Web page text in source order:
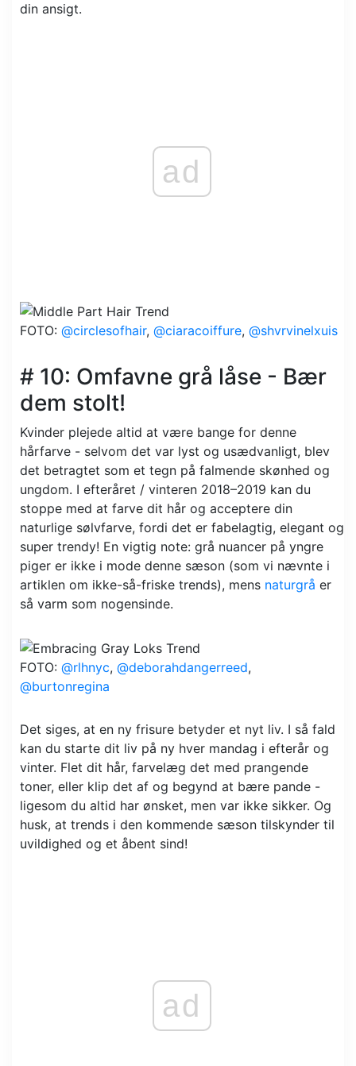
din ansigt.
ad
FOTO: @circlesofhair, @ciaracoiffure, @shvrvinelxuis
# 10: Omfavne grå låse - Bær
dem stolt!
Kvinder plejede altid at være bange for denne
hårfarve - selvom det var lyst og usædvanligt, blev
det betragtet som et tegn på falmende skønhed og
ungdom. I efteråret / vinteren 2018–2019 kan du
stoppe med at farve dit hår og acceptere din
naturlige sølvfarve, fordi det er fabelagtig, elegant og
super trendy! En vigtig note: grå nuancer på yngre
piger er ikke i mode denne sæson (som vi nævnte i
artiklen om ikke-så-friske trends), mens naturgrå er
så varm som nogensinde.
FOTO: @rlhnyc, @deborahdangerreed,
@burtonregina
Det siges, at en ny frisure betyder et nyt liv. I så fald
kan du starte dit liv på ny hver mandag i efterår og
vinter. Flet dit hår, farvelæg det med prangende
toner, eller klip det af og begynd at bære pande -
ligesom du altid har ønsket, men var ikke sikker. Og
husk, at trends i den kommende sæson tilskynder til
uvildighed og et åbent sind!
ad